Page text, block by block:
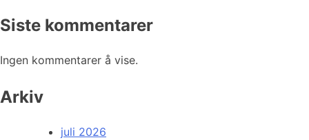
Siste kommentarer
Ingen kommentarer å vise.
Arkiv
juli 2026